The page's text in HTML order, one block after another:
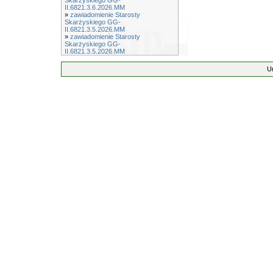
II.6821.3.6.2026.MM
» zawiadomienie Starosty
Skarżyskiego GG-
II.6821.3.5.2026.MM
» zawiadomienie Starosty
Skarżyskiego GG-
II.6821.3.5.2026.MM